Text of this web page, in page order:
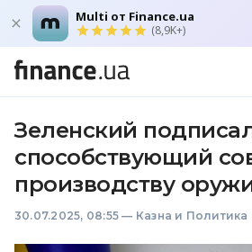
Multi от Finance.ua
(8,9K+)
Зеленский
способствующий
производству
30.07.2025, 08:55 — Казна и Политика